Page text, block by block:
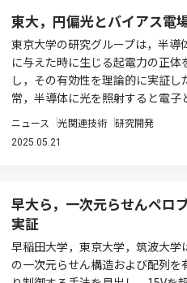
東大，円偏光とバイアス電
東京大学の研究グループは，半
に与えた時に生じる起電力の正
し，その有効性を理論的に実証し
常，半導体に光を照射すると電
ニュース 光関連技術 研究開発
2025.05.21
早大ら，一次元らせんペロ
実証
早稲田大学，東京大学，筑波大
の一次元らせん構造および配列